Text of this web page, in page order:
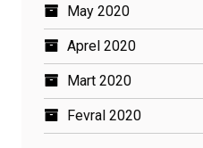
May 2020
Aprel 2020
Mart 2020
Fevral 2020